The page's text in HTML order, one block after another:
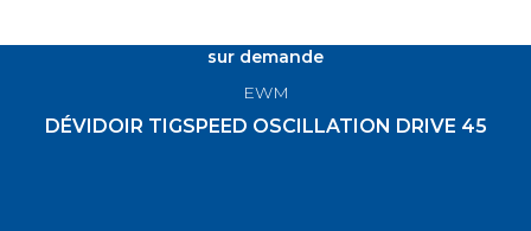
sur demande
EWM
DÉVIDOIR TIGSPEED OSCILLATION DRIVE 45